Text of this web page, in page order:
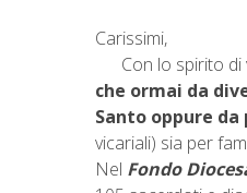
Carissimi,
Con lo spirito di
che ormai da
Santo oppure
vicariali) sia per
Nel Fondo